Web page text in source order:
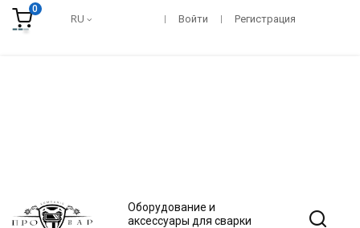
0
RU Войти Регистрация
Оборудование и
аксессуары для сварки